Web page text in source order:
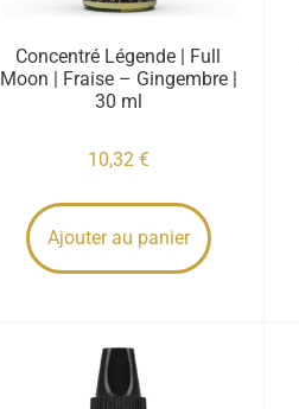
Concentré Légende | Full
Moon | Fraise – Gingembre |
30 ml
10,32 €
Ajouter au panier